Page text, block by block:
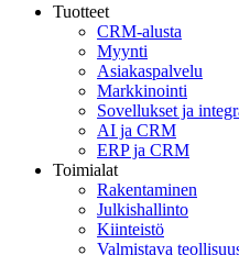
Tuotteet
CRM-alusta
Myynti
Asiakaspalvelu
Markkinointi
Sovellukset ja
AI ja CRM
ERP ja CRM
Toimialat
Rakentaminen
Julkishallinto
Kiinteistö
Valmistava